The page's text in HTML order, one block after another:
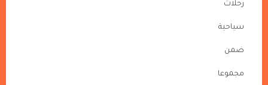
رحلات
سياحية
ضمن
مجموعا